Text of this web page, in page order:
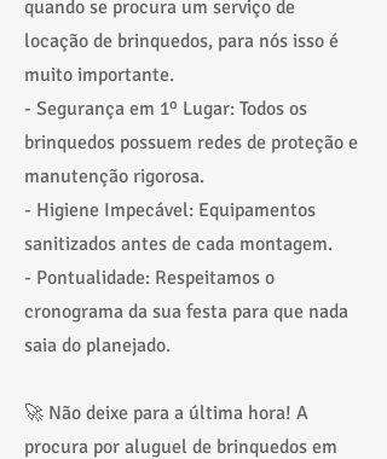
quando se procura um serviço de
locação de brinquedos, para nós isso é
muito importante.​
- Segurança em 1º Lugar: Todos os
brinquedos possuem redes de proteção e
manutenção rigorosa.
- Higiene Impecável: Equipamentos
sanitizados antes de cada montagem.
- Pontualidade: Respeitamos o
cronograma da sua festa para que nada
saia do planejado.
🚀 Não deixe para a última hora! A
procura por aluguel de brinquedos em